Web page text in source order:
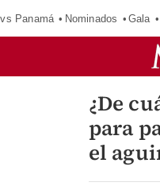
Panamá Nominados Gala
¿De
para
el